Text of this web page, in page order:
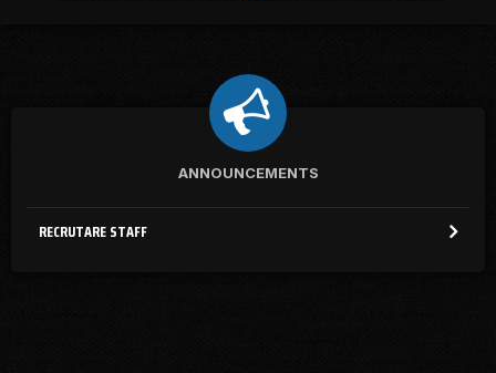
ANNOUNCEMENTS
RECRUTARE STAFF